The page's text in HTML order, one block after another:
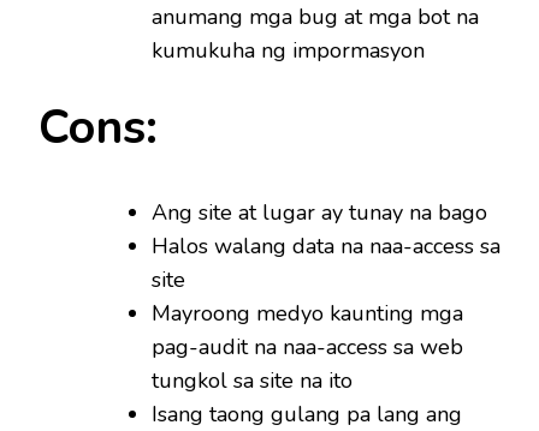
anumang mga bug at mga bot na
kumukuha ng impormasyon
Cons:
Ang site at lugar ay tunay na bago
Halos walang data na naa-access sa
site
Mayroong medyo kaunting mga
pag-audit na naa-access sa web
tungkol sa site na ito
Isang taong gulang pa lang ang